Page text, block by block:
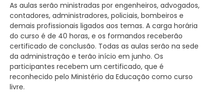
As aulas serão ministradas por engenheiros, advogados,
contadores, administradores, policiais, bombeiros e
demais profissionais ligados aos temas. A carga horária
do curso é de 40 horas, e os formandos receberão
certificado de conclusão. Todas as aulas serão na sede
da administração e terão início em junho. Os
participantes recebem um certificado, que é
reconhecido pelo Ministério da Educação como curso
livre.